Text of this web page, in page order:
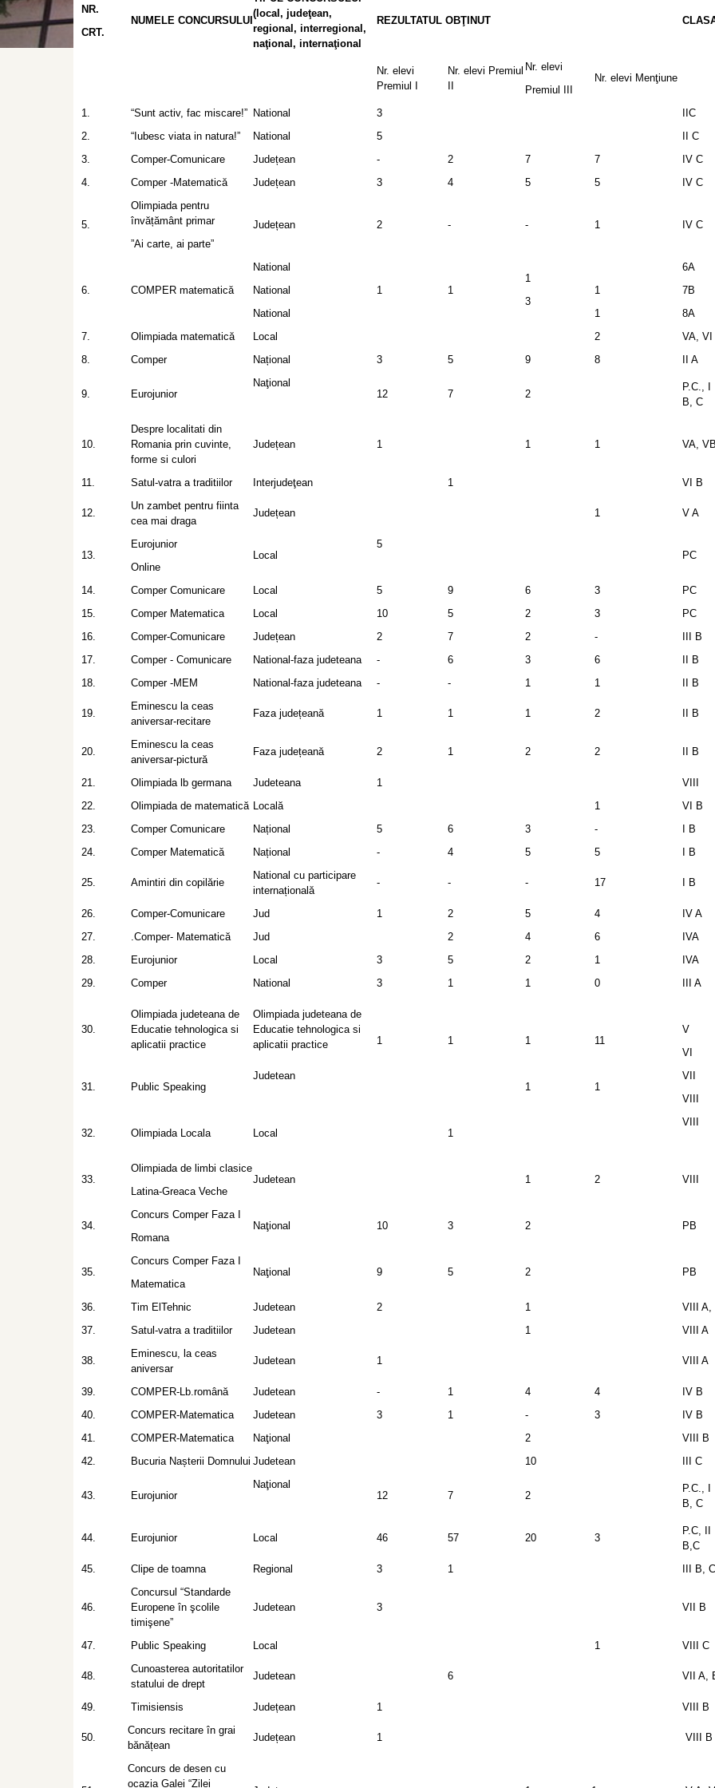
NR.
CRT.
NUMELE CONCURSULUI
(local, judeţean,
regional, interregional,
naţional, internaţional
REZULTATUL OBŢINUT
Nr. elevi
Premiul I
Nr. elevi Premiul Nr. elevi
Premiul III
Nr. elevi Menţiune
1. “Sunt activ, fac miscare!” National 3
IIC
2.
“Iubesc viata in natura!” National 5
II C
3.
Comper-Comunicare Județean - 2 7 7
IV C
4.
Comper -Matematică Județean 3 4 5 5 IV C
5.
Olimpiada pentru
învățământ primar
”Ai carte, ai parte”
Județean 2 - - 1 IV C
6. COMPER matematică
National
National
National
1 1
1
3
1
1
6A
7B
8A
7.
Olimpiada matematică Local 2
VA, VI
8.
Comper Național 3 5 9 8 II A
9. Eurojunior
Naţional
12
7 2
P.C.,
B, C
10.
Despre localitati din
Romania prin cuvinte,
forme si culori
Județean 1 1 1 VA,
11. Satul-vatra a traditiilor Interjudeţean 1 VI B
12.
Un zambet pentru fiinta
cea mai draga
Județean 1 V A
13.
Eurojunior
Online
Local
5
PC
14. Comper Comunicare Local 5 9 6 3
PC
15.
Comper Matematica Local 10 5 2 3
PC
16.
Comper-Comunicare Județean 2 7 2 -
III B
17.
Comper - Comunicare National-faza judeteana - 6 3 6
II B
18.
Comper -MEM National-faza judeteana - - 1 1 II B
19.
Eminescu la ceas
aniversar-recitare
Faza județeană 1 1 1 2 II B
20.
Eminescu la ceas
aniversar-pictură
Faza județeană 2 1 2 2 II B
21. Olimpiada lb germana Judeteana 1
VIII
22.
Olimpiada de matematică Locală 1
VI B
23.
Comper Comunicare Național 5 6 3 -
I B
24.
Comper Matematică Național - 4 5 5 I B
25. Amintiri din copilărie
National cu participare
internațională
- - - 17 I B
26. Comper-Comunicare Jud 1 2 5 4
IV A
27.
.Comper- Matematică Jud 2 4 6
IVA
28.
Eurojunior Local 3 5 2 1
IVA
29.
Comper National 3 1 1 0 III A
30.
Olimpiada judeteana de
Educatie tehnologica si
aplicatii practice
Olimpiada judeteana de
Educatie tehnologica si
aplicatii practice
1 1 1 11
V
VI
31. Public Speaking
Judetean
1
1
VII
VIII
32. Olimpiada Locala Local 1
VIII
33.
Olimpiada de limbi clasice
Latina-Greaca Veche
Judetean 1 2 VIII
34.
Concurs Comper Faza I
Romana
Naţional 10 3 2 PB
35.
Concurs Comper Faza I
Matematica
Naţional 9 5 2 PB
36. Tim ElTehnic Judetean 2 1
VIII A,
37.
Satul-vatra a traditiilor Judetean 1 VIII A
38.
Eminescu, la ceas
aniversar
Judetean 1 VIII A
39. COMPER-Lb.română Judetean - 1 4 4
IV B
40.
COMPER-Matematica Judetean 3 1 - 3
IV B
41.
COMPER-Matematica Naţional 2
VIII B
42.
Bucuria Nașterii Domnului Judetean 10 III C
43. Eurojunior
Naţional
12
7 2
P.C.,
B, C
44. Eurojunior Local 46 57 20 3
P.C,
B,C
45.
Clipe de toamna Regional 3 1 III B, C
46.
Concursul “Standarde
Europene în şcolile
timişene”
Judetean 3 VII B
47. Public Speaking Local 1 VIII C
48.
Cunoasterea autoritatilor
statului de drept
Judetean 6 VII A,
49. Timisiensis Județean 1 VIII B
50.
Concurs recitare în grai
bănățean
Județean 1 VIII B
Concurs de desen cu
ocazia Galei “Zilei